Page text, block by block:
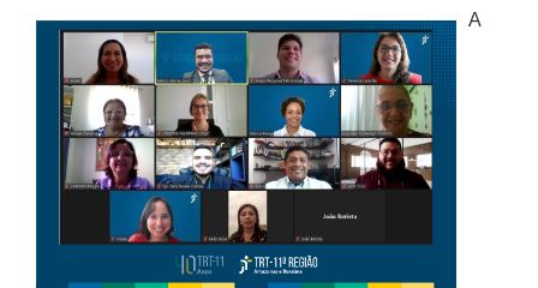
Faça sua Manifestação
Denúncia Assédio Moral ou Sexual
Denúncia Assédio Eleitoral
Notícia de Irregularidade Anônima
Denúncia Atos de Corrupção
A